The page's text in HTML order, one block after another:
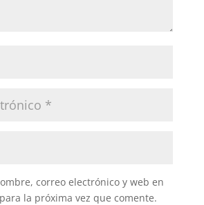
correo electrónico y web en
la próxima vez que comente.